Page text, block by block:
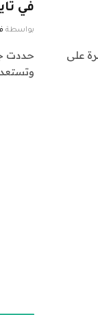
على
في
بواسطة
حددت